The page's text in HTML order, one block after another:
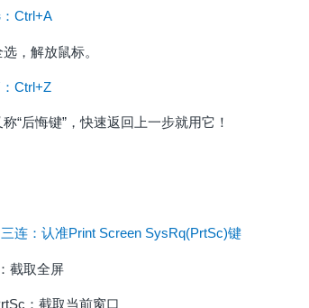
Ctrl+A
，解放鼠标。
Ctrl+Z
“后悔键”，快速返回上一步就用它！
连：认准Print Screen SysRq(PrtSc)键
截取全屏
：截取当前窗口